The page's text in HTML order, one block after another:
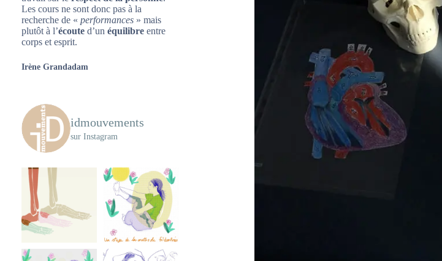
Les cours ne sont donc pas à la
recherche de « performances » mais
plutôt à l’écoute d’un équilibre entre
corps et esprit.
Irène Grandadam
idmouvements
sur Instagram